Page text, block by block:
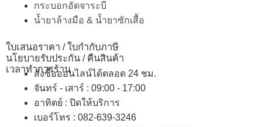
กระบอกอัดจาระบี
น้ำยาล้างมือ & น้ำยาซักเสื้อ
ใบเสนอราคา / ใบกำกับภาษี
นโยบายรับประกัน / คืนสินค้า
เวลาทำการร้าน
สั่งซื้อออนไลน์ได้ตลอด 24 ชม.
จันทร์ - เสาร์ : 09:00 - 17:00
อาทิตย์ : ปิดให้บริการ
เบอร์โทร : 082-639-3246